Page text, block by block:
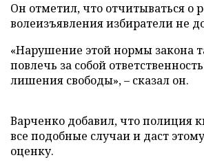
Он отметил, что отчитываться о
волеизъявления избиратели не
«Нарушение этой нормы закона
повлечь за собой
лишения свободы», – сказал он.
Варченко добавил, что полиция
все подобные случаи и даст
оценку.